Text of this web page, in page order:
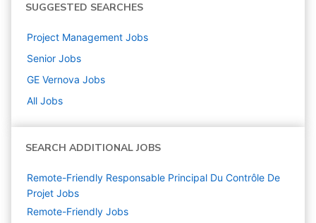
SUGGESTED SEARCHES
Project Management Jobs
Senior Jobs
GE Vernova Jobs
All Jobs
SEARCH ADDITIONAL JOBS
Remote-Friendly Responsable Principal Du Contrôle De
Projet Jobs
Remote-Friendly Jobs